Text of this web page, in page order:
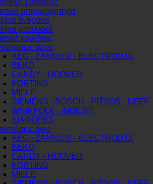
Συσκευές
απορροφητήρα
άνθρακα
μεταλλικά
κουζίνας
άερα
AEG - ZANNUSI - ELECTROLUX
BEKO
CANDY - HOOVER
KORTING
MIELE
SIEMENS - BOSCH - PITSOS - NEFF
WHIRPOOL - INDESIT
ΔΙΑΦΟΡΕΣ
άνω
AEG - ZANNUSI - ELECTROLUX
BEKO
CANDY - HOOVER
KORTING
MIELE